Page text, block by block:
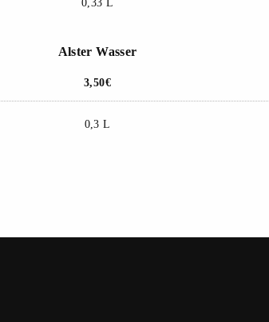
0,33 L
Alster Wasser
3,50€
0,3 L